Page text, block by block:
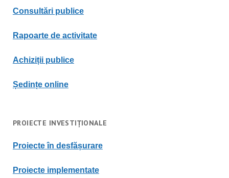
Consultări publice
Rapoarte de activitate
Achiziții publice
Ședințe online
PROIECTE INVESTIȚIONALE
Proiecte în desfășurare
Proiecte implementate